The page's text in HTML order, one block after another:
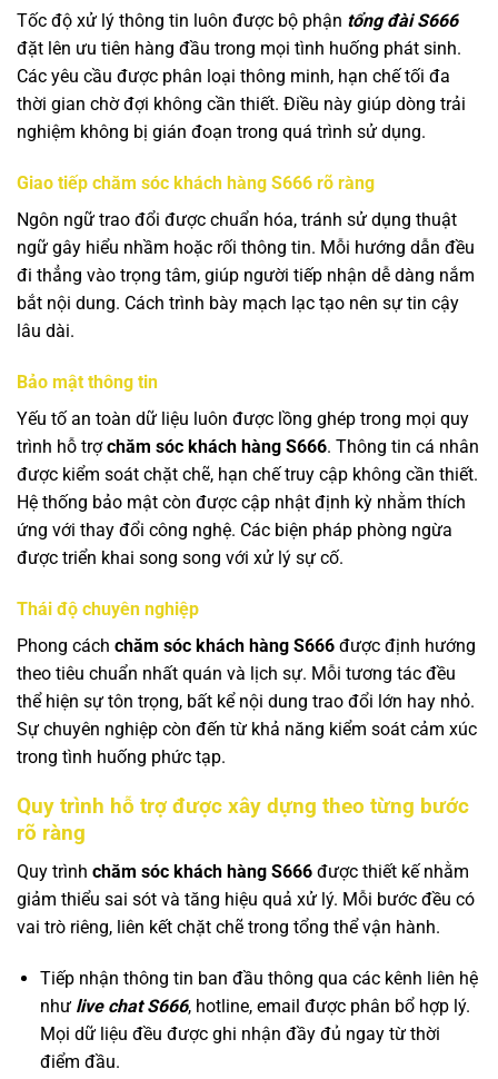
Tốc độ xử lý thông tin luôn được bộ phận tổng đài S666
đặt lên ưu tiên hàng đầu trong mọi tình huống phát sinh.
Các yêu cầu được phân loại thông minh, hạn chế tối đa
thời gian chờ đợi không cần thiết. Điều này giúp dòng trải
nghiệm không bị gián đoạn trong quá trình sử dụng.
Giao tiếp chăm sóc khách hàng S666 rõ ràng
Ngôn ngữ trao đổi được chuẩn hóa, tránh sử dụng thuật
ngữ gây hiểu nhầm hoặc rối thông tin. Mỗi hướng dẫn đều
đi thẳng vào trọng tâm, giúp người tiếp nhận dễ dàng nắm
bắt nội dung. Cách trình bày mạch lạc tạo nên sự tin cậy
lâu dài.
Bảo mật thông tin
Yếu tố an toàn dữ liệu luôn được lồng ghép trong mọi quy
trình hỗ trợchăm sóc khách hàng S666. Thông tin cá nhân
được kiểm soát chặt chẽ, hạn chế truy cập không cần thiết.
Hệ thống bảo mật còn được cập nhật định kỳ nhằm thích
ứng với thay đổi công nghệ. Các biện pháp phòng ngừa
được triển khai song song với xử lý sự cố.
Thái độ chuyên nghiệp
Phong cách chăm sóc khách hàng S666 được định hướng
theo tiêu chuẩn nhất quán và lịch sự. Mỗi tương tác đều
thể hiện sự tôn trọng, bất kể nội dung trao đổi lớn hay nhỏ.
Sự chuyên nghiệp còn đến từ khả năng kiểm soát cảm xúc
trong tình huống phức tạp.
Quy trình hỗ trợ được xây dựng theo từng bước
rõ ràng
Quy trình chăm sóc khách hàng S666 được thiết kế nhằm
giảm thiểu sai sót và tăng hiệu quả xử lý. Mỗi bước đều có
vai trò riêng, liên kết chặt chẽ trong tổng thể vận hành.
Tiếp nhận thông tin ban đầu thông qua các kênh liên hệ
như live chat S666, hotline, email được phân bổ hợp lý.
Mọi dữ liệu đều được ghi nhận đầy đủ ngay từ thời
điểm đầu.